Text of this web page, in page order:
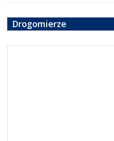
Drogomierze